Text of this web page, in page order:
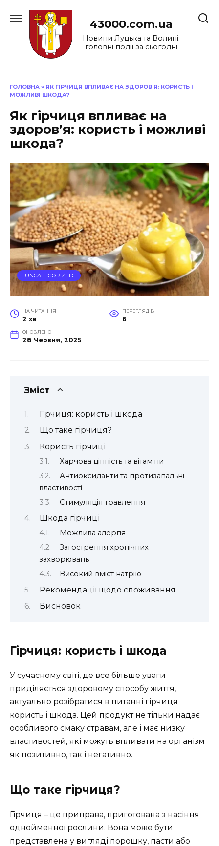
до
43000.com.ua
Новини Луцька та Волині:
головні події за сьогодні
ГОЛОВНА » ЯК ГІРЧИЦЯ ВПЛИВАЄ НА ЗДОРОВ’Я: КОРИСТЬ І
МОЖЛИВІ ШКОДА?
Як гірчиця впливає на
здоров’я: користь і можливі
шкода?
UNCATEGORIZED
НА ЧИТАННЯ
2 хв
ПЕРЕГЛЯДІВ
6
ОНОВЛЕНО
28 Червня, 2025
Зміст
Гірчиця: користь і шкода
Що таке гірчиця?
Користь гірчиці
Харчова цінність та вітаміни
Антиоксиданти та протизапальні
властивості
Стимуляція травлення
Шкода гірчиці
Можлива алергія
Загострення хронічних
захворювань
Високий вміст натрію
Рекомендації щодо споживання
Висновок
Гірчиця: користь і шкода
У сучасному світі, де все більше уваги
приділяється здоровому способу життя,
актуально розібратися в питанні гірчиця
користь і шкода. Цей продукт не тільки надає
особливого смаку стравам, але і має низку
властивостей, які можуть впливати на організм
як позитивно, так і негативно.
Що таке гірчиця?
Гірчиця – це приправа, приготована з насіння
однойменної рослини. Вона може бути
представлена у вигляді порошку, пасти або